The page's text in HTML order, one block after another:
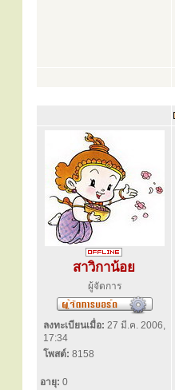
สาวิกาน้อย
ผู้จัดการ
ลงทะเบียนเมื่อ: 27 มี.ค. 2006,
17:34
โพสต์: 8158
อายุ: 0